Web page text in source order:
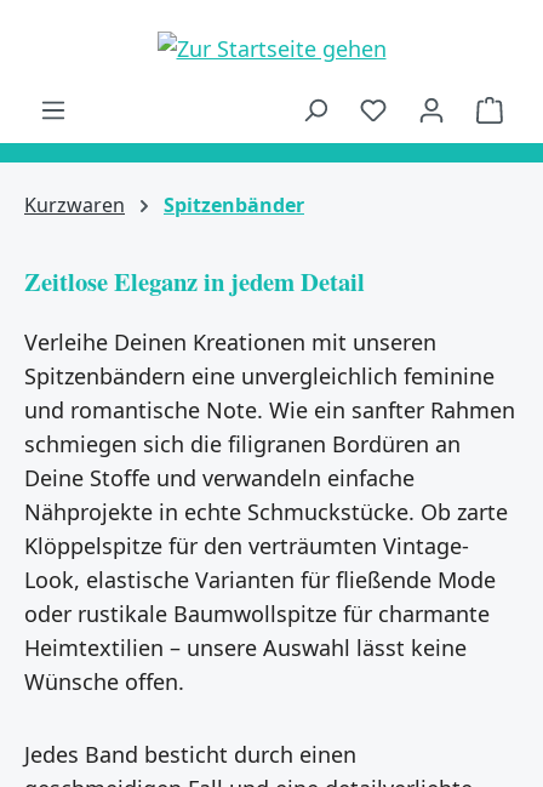
Kurzwaren Spitzenbänder
Zeitlose Eleganz in jedem Detail
Verleihe Deinen Kreationen mit unseren
Spitzenbändern eine unvergleichlich feminine
und romantische Note. Wie ein sanfter Rahmen
schmiegen sich die filigranen Bordüren an
Deine Stoffe und verwandeln einfache
Nähprojekte in echte Schmuckstücke. Ob zarte
Klöppelspitze für den verträumten Vintage-
Look, elastische Varianten für fließende Mode
oder rustikale Baumwollspitze für charmante
Heimtextilien – unsere Auswahl lässt keine
Wünsche offen.
Jedes Band besticht durch einen